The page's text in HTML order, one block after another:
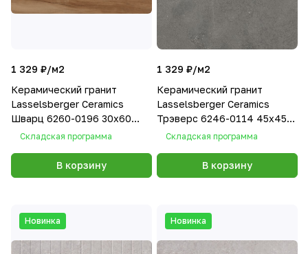
1 329 ₽/м2
Керамический гранит
Lasselsberger Ceramics
Шварц 6260-0196 30х60
натуральный
Складская программа
В корзину
1 329 ₽/м2
Керамический гранит
Lasselsberger Ceramics
Трэверс 6246-0114 45x45
серый
Складская программа
В корзину
Новинка Новинка